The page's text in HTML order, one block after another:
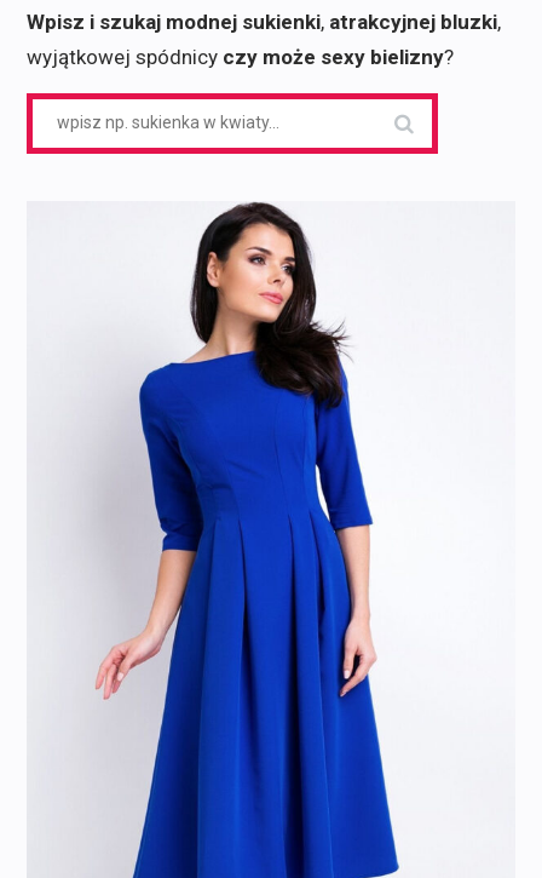
Wpisz i szukaj modnej sukienki, atrakcyjnej bluzki,
wyjątkowej spódnicy czy może sexy bielizny?